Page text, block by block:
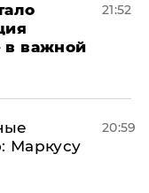
в важной
21:52
Маркусу
20:59